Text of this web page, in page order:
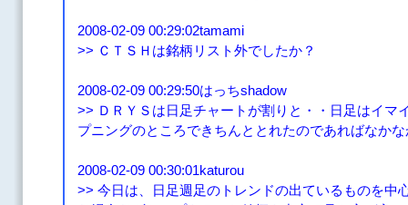
2008-02-09 00:29:02tamami
>> ＣＴＳＨは銘柄リスト外でしたか？
2008-02-09 00:29:50はっちshadow
>> ＤＲＹＳは日足チャートが割りと・・日足はイマ
プニングのところできちんととれたのであればなか
2008-02-09 00:30:01katurou
>> 今日は、日足週足のトレンドの出ているものを中